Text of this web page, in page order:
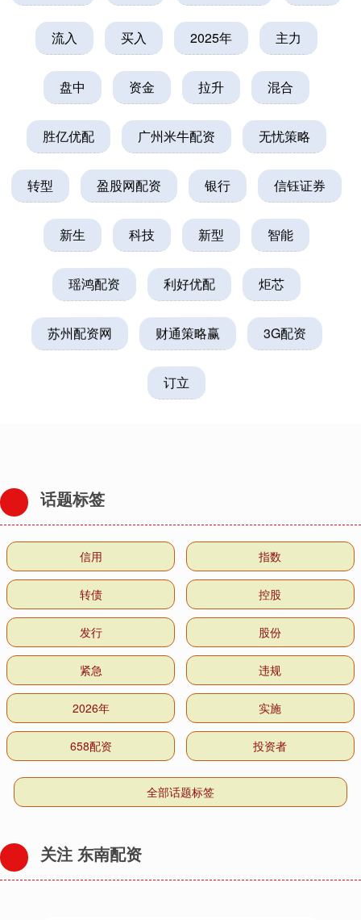
流入 买入 2025年 主力
盘中 资金 拉升 混合
胜亿优配 广州米牛配资 无忧策略
转型 盈股网配资 银行 信钰证券
新生 科技 新型 智能
瑶鸿配资 利好优配 炬芯
苏州配资网 财通策略赢 3G配资
订立
话题标签
信用 指数
转债 控股
发行 股份
紧急 违规
2026年 实施
658配资 投资者
全部话题标签
关注 东南配资